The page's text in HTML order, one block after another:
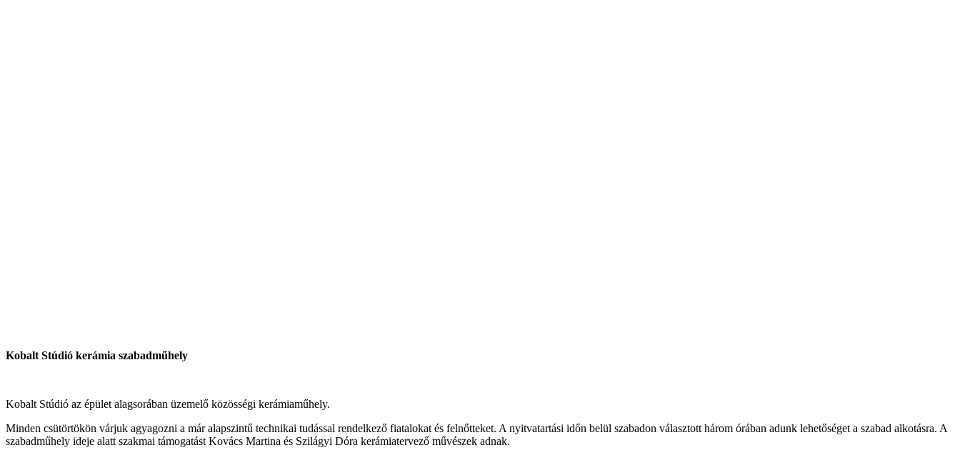
Kobalt Stúdió kerámia szabadműhely
Kobalt Stúdió az épület alagsorában üzemelő közösségi kerámiaműhely.
Minden csütörtökön várjuk agyagozni a már alapszintű technikai tudással rendelkező fiatalokat és felnőtteket. A nyitvatartási időn belül szabadon választott három órában adunk lehetőséget a szabad alkotásra. A
szabadműhely ideje alatt szakmai támogatást Kovács Martina és Szilágyi Dóra kerámiatervező művészek adnak.